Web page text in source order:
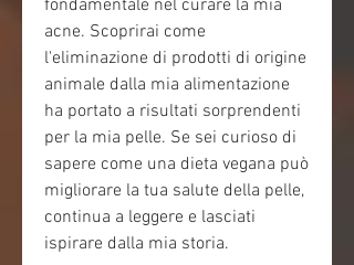
fondamentale nel curare la mia
acne. Scoprirai come
l'eliminazione di prodotti di origine
animale dalla mia alimentazione
ha portato a risultati sorprendenti
per la mia pelle. Se sei curioso di
sapere come una dieta vegana può
migliorare la tua salute della pelle,
continua a leggere e lasciati
ispirare dalla mia storia.